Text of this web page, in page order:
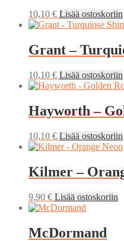
10,10 € Lisää ostoskoriin
Grant –
10,10 € Lisää ostoskoriin
Hayworth –
10,10 € Lisää ostoskoriin
Kilmer –
9,90 € Lisää ostoskoriin
McDormand